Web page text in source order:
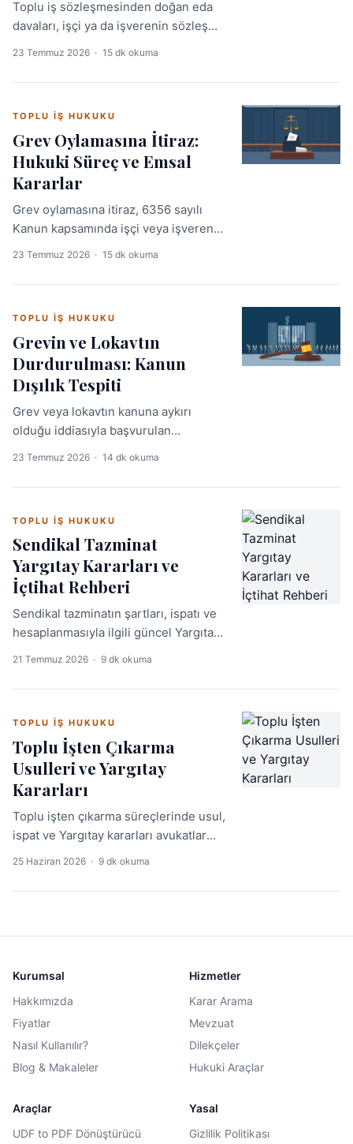
Toplu iş sözleşmesinden doğan eda
davaları, işçi ya da işverenin sözleşme
Doğru hukuki strateji ve güncel içtihat
oynar.
23 Temmuz 2026 · 15 dk okuma
TOPLU İŞ HUKUKU
Grev Oylamasına İtiraz:
Hukuki Süreç ve Emsal
Kararlar
Grev oylamasına itiraz, 6356 sayılı
Kanun kapsamında işçi veya işverenin
yoludur. Üç iş günlük hak düşürücü
sonuçlanan bu süreç, toplu iş
uyuşmazlıklarında kritik bir denge
mekanizması işlevi görür.
23 Temmuz 2026 · 15 dk okuma
TOPLU İŞ HUKUKU
Grevin ve Lokavtın
Durdurulması: Kanun
Dışılık Tespiti
Grev veya lokavtın kanuna aykırı
olduğu iddiasıyla başvurulan
kritik bir hukuki araçtır. Bu makalede
gereken noktalar ele alınmaktadır.
23 Temmuz 2026 · 14 dk okuma
TOPLU İŞ HUKUKU
Sendikal Tazminat
Yargıtay Kararları ve
İçtihat Rehberi
Sendikal tazminatın şartları, ispatı ve
hesaplanmasıyla ilgili güncel Yargıtay
21 Temmuz 2026 · 9 dk okuma
TOPLU İŞ HUKUKU
Toplu İşten Çıkarma
Usulleri ve Yargıtay
Kararları
Toplu işten çıkarma süreçlerinde usul,
ispat ve Yargıtay kararları avukatlar
toplu işten çıkarma konusunu
25 Haziran 2026 · 9 dk okuma
Kurumsal
Hakkımızda
Fiyatlar
Nasıl Kullanılır?
Blog & Makaleler
Hizmetler
Karar Arama
Mevzuat
Dilekçeler
Hukuki Araçlar
Araçlar
UDF to PDF Dönüştürücü
Yasal
Gizlilik Politikası